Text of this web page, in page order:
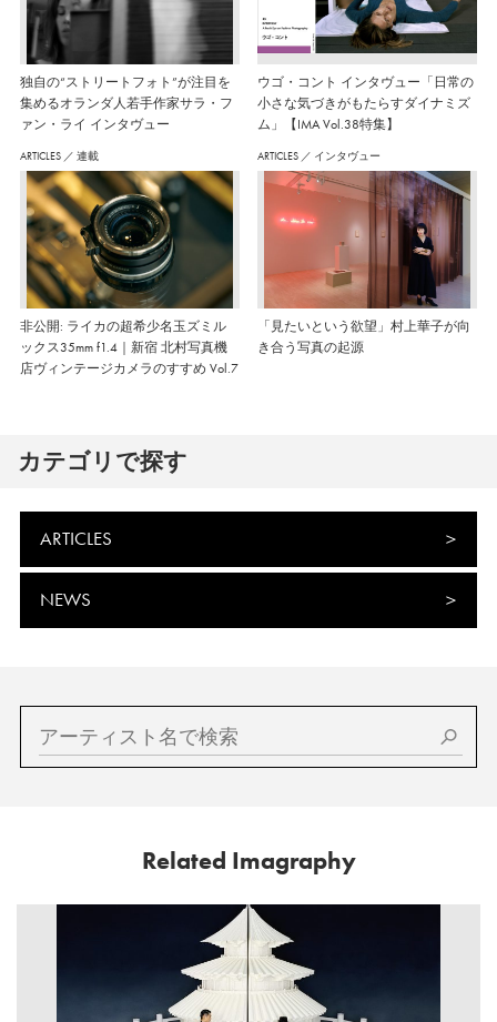
独自の“ストリートフォト”が注目を
集めるオランダ人若手作家サラ・フ
ァン・ライ インタヴュー
ウゴ・コント インタヴュー「日常の
小さな気づきがもたらすダイナミズ
ム」【IMA Vol.38特集】
ARTICLES ／ 連載
非公開: ライカの超希少名玉ズミル
ックス35mm f1.4｜新宿 北村写真機
店ヴィンテージカメラのすすめ Vol.7
ARTICLES ／ インタヴュー
「見たいという欲望」村上華子が向
き合う写真の起源
カテゴリで探す
ARTICLES
NEWS
Related Imagraphy